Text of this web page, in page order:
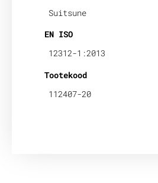
Suitsune
EN ISO
12312-1:2013
Tootekood
112407-20